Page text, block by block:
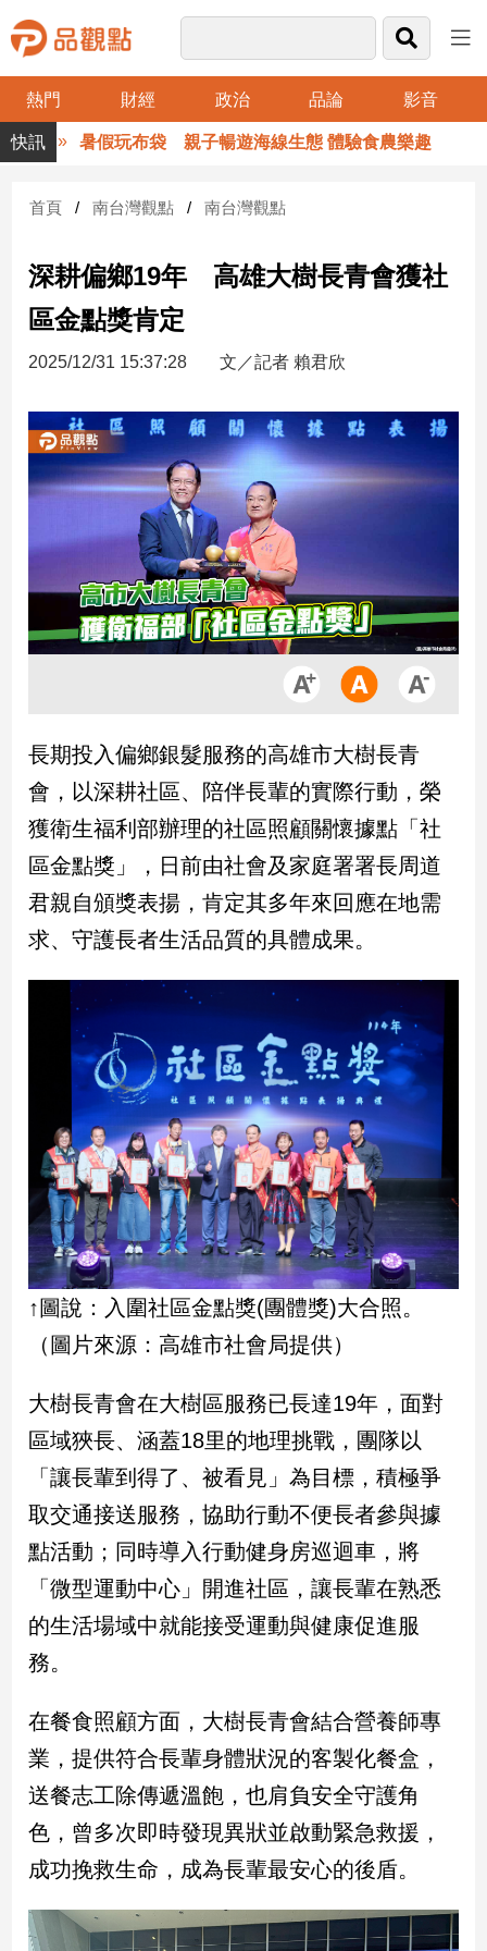
熱門 財經 政治 品論 影音
品
觀
財
台
財
新
產
經/
市
地
品
政
治
政
治
焦
品
觀
觀
點
兩
岸/
國
際
會/
地
方
新
病
毒
專
區
南
灣
觀
點
南
台
灣
點
暑假玩布袋 親子暢遊海線生態 體驗食農樂趣
首頁 南台灣觀點 南台灣觀點
深耕偏鄉19年 高雄大樹長青會獲社
區金點獎肯定
2025/12/31 15:37:28 文／記者 賴君欣
長期投入偏鄉銀髮服務的高雄市大樹長青
會，以深耕社區、陪伴長輩的實際行動，榮
獲衛生福利部辦理的社區照顧關懷據點「社
區金點獎」，日前由社會及家庭署署長周道
君親自頒獎表揚，肯定其多年來回應在地需
求、守護長者生活品質的具體成果。
↑圖說：入圍社區金點獎(團體獎)大合照。
（圖片來源：高雄市社會局提供）
大樹長青會在大樹區服務已長達19年，面對
區域狹長、涵蓋18里的地理挑戰，團隊以
「讓長輩到得了、被看見」為目標，積極爭
取交通接送服務，協助行動不便長者參與據
點活動；同時導入行動健身房巡迴車，將
「微型運動中心」開進社區，讓長輩在熟悉
的生活場域中就能接受運動與健康促進服
務。
在餐食照顧方面，大樹長青會結合營養師專
業，提供符合長輩身體狀況的客製化餐盒，
送餐志工除傳遞溫飽，也肩負安全守護角
色，曾多次即時發現異狀並啟動緊急救援，
成功挽救生命，成為長輩最安心的後盾。